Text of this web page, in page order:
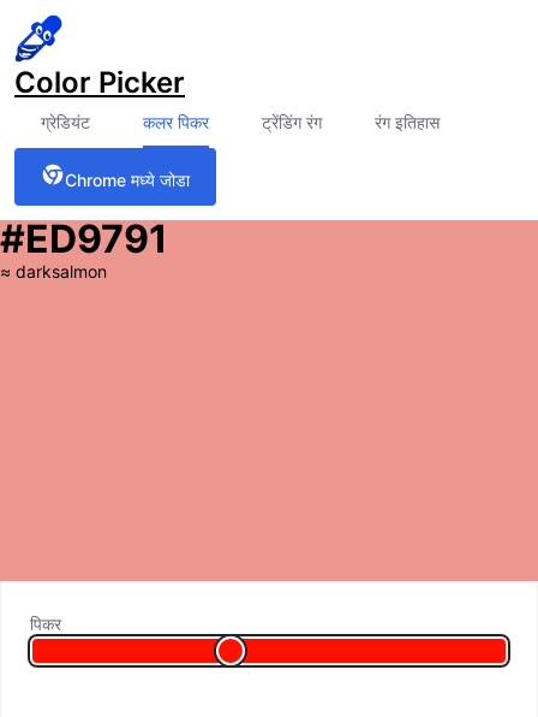
Color Picker
ग्रेडियंट कलर पिकर ट्रेंडिंग रंग रंग इतिहास
Chrome मध्ये जोडा
#ED9791
≈ darksalmon
पिकर